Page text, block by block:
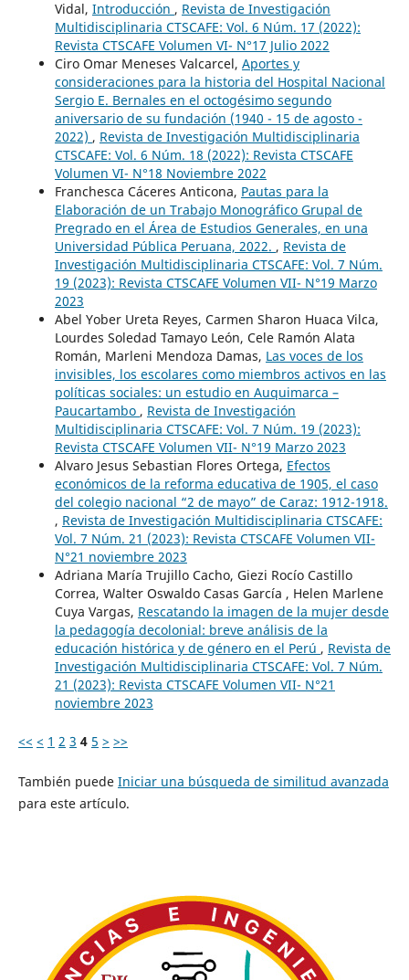
Vidal, Introducción , Revista de Investigación
Multidisciplinaria CTSCAFE: Vol. 6 Núm. 17 (2022):
Revista CTSCAFE Volumen VI- N°17 Julio 2022
Ciro Omar Meneses Valcarcel, Aportes y
consideraciones para la historia del Hospital Nacional
Sergio E. Bernales en el octogésimo segundo
aniversario de su fundación (1940 - 15 de agosto -
2022) , Revista de Investigación Multidisciplinaria
CTSCAFE: Vol. 6 Núm. 18 (2022): Revista CTSCAFE
Volumen VI- N°18 Noviembre 2022
Franchesca Cáceres Anticona, Pautas para la
Elaboración de un Trabajo Monográfico Grupal de
Pregrado en el Área de Estudios Generales, en una
Universidad Pública Peruana, 2022. , Revista de
Investigación Multidisciplinaria CTSCAFE: Vol. 7 Núm.
19 (2023): Revista CTSCAFE Volumen VII- N°19 Marzo
2023
Abel Yober Ureta Reyes, Carmen Sharon Huaca Vilca,
Lourdes Soledad Tamayo León, Cele Ramón Alata
Román, Marleni Mendoza Damas, Las voces de los
invisibles, los escolares como miembros activos en las
políticas sociales: un estudio en Auquimarca –
Paucartambo , Revista de Investigación
Multidisciplinaria CTSCAFE: Vol. 7 Núm. 19 (2023):
Revista CTSCAFE Volumen VII- N°19 Marzo 2023
Alvaro Jesus Sebastian Flores Ortega, Efectos
económicos de la reforma educativa de 1905, el caso
del colegio nacional “2 de mayo” de Caraz: 1912-1918.
, Revista de Investigación Multidisciplinaria CTSCAFE:
Vol. 7 Núm. 21 (2023): Revista CTSCAFE Volumen VII-
N°21 noviembre 2023
Adriana María Trujillo Cacho, Giezi Rocío Castillo
Correa, Walter Oswaldo Casas García , Helen Marlene
Cuya Vargas, Rescatando la imagen de la mujer desde
la pedagogía decolonial: breve análisis de la
educación histórica y de género en el Perú , Revista de
Investigación Multidisciplinaria CTSCAFE: Vol. 7 Núm.
21 (2023): Revista CTSCAFE Volumen VII- N°21
noviembre 2023
<< < 1 2 3 4 5 > >>
También puede Iniciar una búsqueda de similitud avanzada
para este artículo.